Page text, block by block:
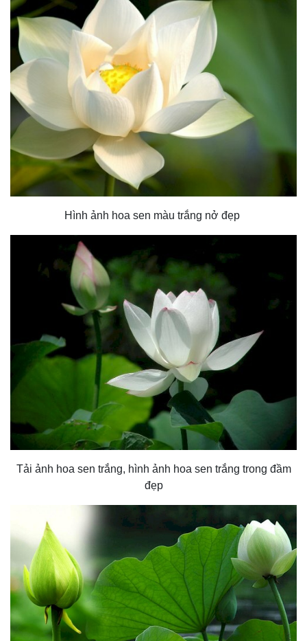
Hình ảnh hoa sen màu trắng nở đẹp
Tải ảnh hoa sen trắng, hình ảnh hoa sen trắng trong đầm
đẹp